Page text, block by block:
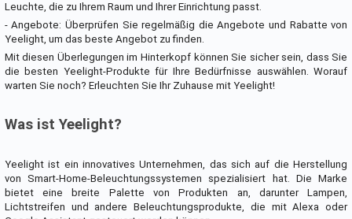
Leuchte, die zu Ihrem Raum und Ihrer Einrichtung passt.
- Angebote: Überprüfen Sie regelmäßig die Angebote und Rabatte von
Yeelight, um das beste Angebot zu finden.
Mit diesen Überlegungen im Hinterkopf können Sie sicher sein, dass Sie
die besten Yeelight-Produkte für Ihre Bedürfnisse auswählen. Worauf
warten Sie noch? Erleuchten Sie Ihr Zuhause mit Yeelight!
Was ist Yeelight?
Yeelight ist ein innovatives Unternehmen, das sich auf die Herstellung
von Smart-Home-Beleuchtungssystemen spezialisiert hat. Die Marke
bietet eine breite Palette von Produkten an, darunter Lampen,
Lichtstreifen und andere Beleuchtungsprodukte, die mit Alexa oder